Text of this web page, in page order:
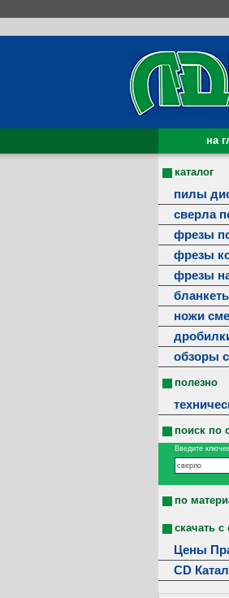
на
каталог
пилы
сверла
фрезы
фрезы
фрезы
ножи
обзоры
полезно
поиск по
Введите
по
скачать с
Цены
CD